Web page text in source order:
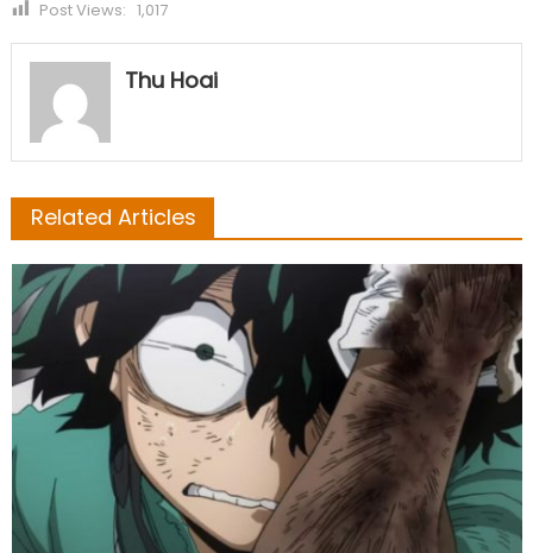
Post Views: 1,017
Thu Hoai
Related Articles